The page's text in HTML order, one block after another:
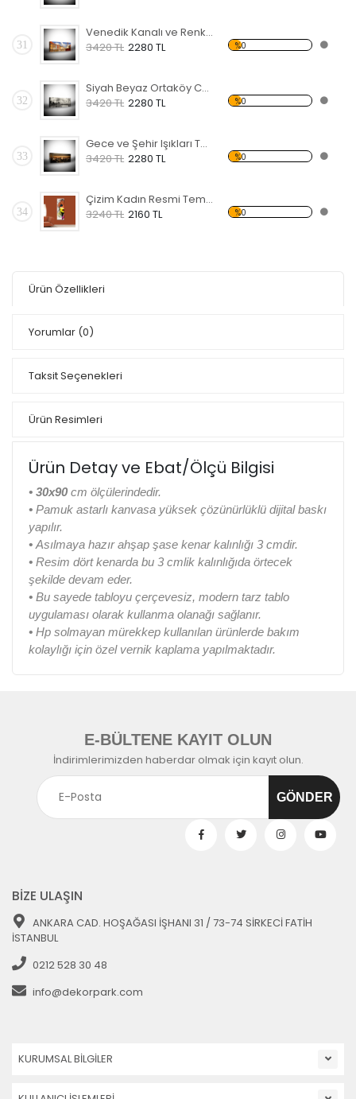
31
Venedik Kanalı ve Renkli Evler Temalı Kanvas Tablo
3420 TL 2280 TL %0
32
Siyah Beyaz Ortaköy Cami Temalı Kanvas Tablo
3420 TL 2280 TL %0
33
Gece ve Şehir Işıkları Temalı Kanvas Tablo
3420 TL 2280 TL %0
34
Çizim Kadın Resmi Temalı Kanvas Tablo
3240 TL 2160 TL %0
Ürün Özellikleri
Yorumlar (0)
Taksit Seçenekleri
Ürün Resimleri
Ürün Detay ve Ebat/Ölçü Bilgisi
• 30x90 cm ölçülerindedir.
• Pamuk astarlı kanvasa yüksek çözünürlüklü dijital baskı
yapılır.
• Asılmaya hazır ahşap şase kenar kalınlığı 3 cmdir.
• Resim dört kenarda bu 3 cmlik kalınlığıda örtecek
şekilde devam eder.
• Bu sayede tabloyu çerçevesiz, modern tarz tablo
uygulaması olarak kullanma olanağı sağlanır.
• Hp solmayan mürekkep kullanılan ürünlerde bakım
kolaylığı için özel vernik kaplama yapılmaktadır.
E-BÜLTENE KAYIT OLUN
İndirimlerimizden haberdar olmak için kayıt olun.
BİZE ULAŞIN
ANKARA CAD. HOŞAĞASI İŞHANI 31 / 73-74 SİRKECİ FATİH
İSTANBUL
0212 528 30 48
info@dekorpark.com
KURUMSAL BİLGİLER